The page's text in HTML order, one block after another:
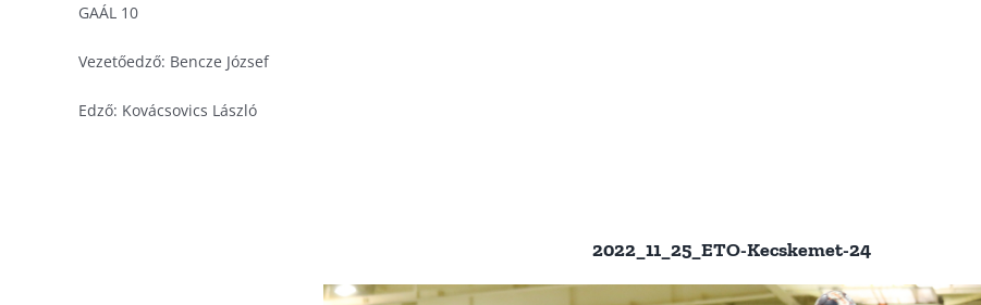
GAÁL 10
Vezetőedző: Bencze József
Edző: Kovácsovics László
2022_11_25_ETO-Kecskemet-24